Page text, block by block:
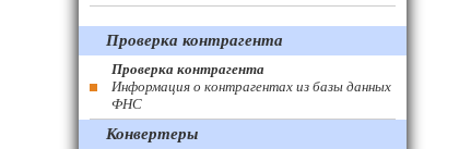
Проверка контрагента
Проверка контрагента
Информация о контрагентах из базы данных
ФНС
Конвертеры